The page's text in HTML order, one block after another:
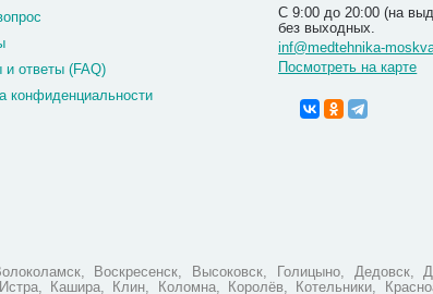
и ответы (FAQ)
конфиденциальности
С 9:00 до 20:00 (на
без выходных.
inf@medtehnika-
Посмотреть на карте
Воскресенск, Высоковск, Голицыно, Дедовск,
Кашира, Клин, Коломна, Королёв, Котельники,